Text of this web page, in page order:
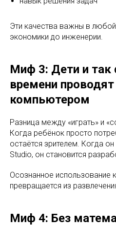
Эти качества важны в
экономики до инженерии.
Миф 3: Дети и
времени проводят
компьютером
Разница между «играть» и
Когда ребёнок просто
остаётся зрителем. Когда
Studio, он становится
Осознанное использование
превращается из
Миф 4: Без